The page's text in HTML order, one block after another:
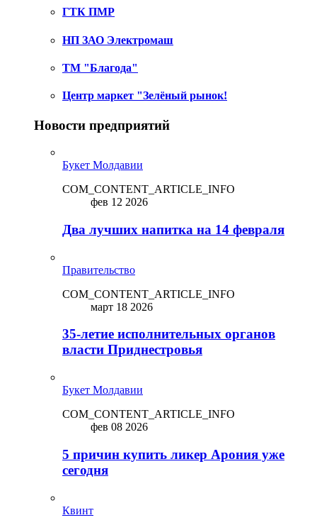
ГТК ПМР
НП ЗАО Электромаш
ТМ "Благода"
Центр маркет "Зелёный рынок!
Новости предприятий
Букет Молдавии
COM_CONTENT_ARTICLE_INFO
фев 12 2026
Два лучших напитка на 14 февраля
Правительство
COM_CONTENT_ARTICLE_INFO
март 18 2026
35-летие исполнительных органов
власти Приднестровья
Букет Молдавии
COM_CONTENT_ARTICLE_INFO
фев 08 2026
5 причин купить ликep Арония уже
сегодня
Квинт